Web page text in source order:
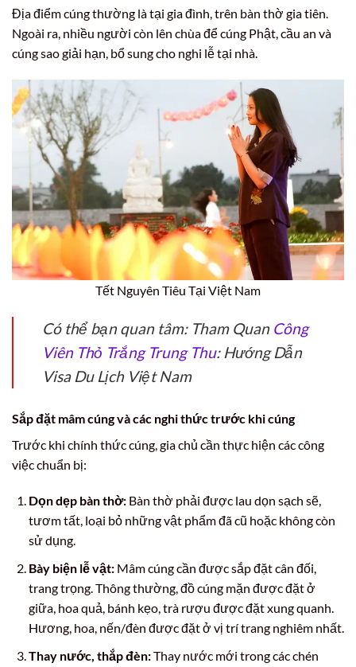
Địa điểm cúng thường là tại gia đình, trên bàn thờ gia tiên.
Ngoài ra, nhiều người còn lên chùa để cúng Phật, cầu an và
cúng sao giải hạn, bổ sung cho nghi lễ tại nhà.
Tết Nguyên Tiêu Tại Việt Nam
Có thể bạn quan tâm: Tham Quan Công
Viên Thỏ Trắng Trung Thu: Hướng Dẫn
Visa Du Lịch Việt Nam
Sắp đặt mâm cúng và các nghi thức trước khi cúng
Trước khi chính thức cúng, gia chủ cần thực hiện các công
việc chuẩn bị:
Dọn dẹp bàn thờ:Bàn thờ phải được lau dọn sạch sẽ,
tươm tất, loại bỏ những vật phẩm đã cũ hoặc không còn
sử dụng.
Bày biện lễ vật:Mâm cúng cần được sắp đặt cân đối,
trang trọng. Thông thường, đồ cúng mặn được đặt ở
giữa, hoa quả, bánh kẹo, trà rượu được đặt xung quanh.
Hương, hoa, nến/đèn được đặt ở vị trí trang nghiêm nhất.
Thay nước, thắp đèn:Thay nước mới trong các chén